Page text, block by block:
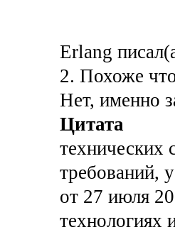
Erlang
2. Похоже
Нет, именно
Цитата
технических
требований,
от 27 июля
технологиях